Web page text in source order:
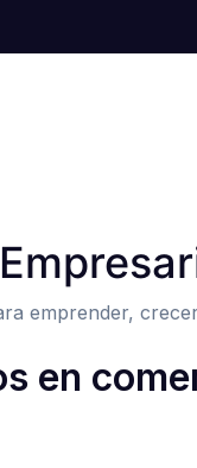
emprender,
en